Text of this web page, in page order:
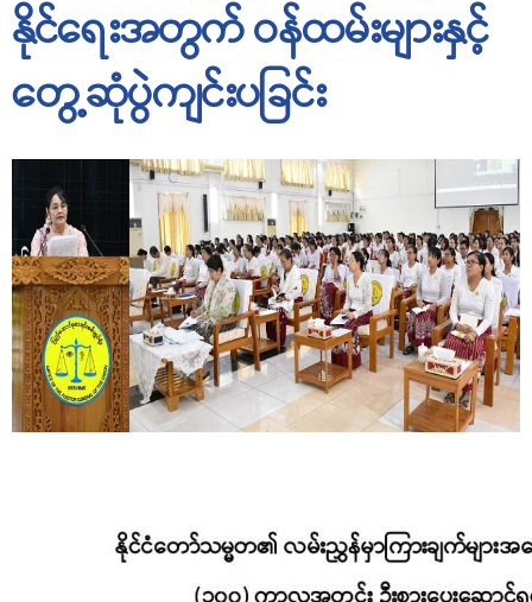
နိုင်ရေးအတွက် ဝန်ထမ်းများနှင့်
တွေ့ဆုံပွဲကျင်းပခြင်း